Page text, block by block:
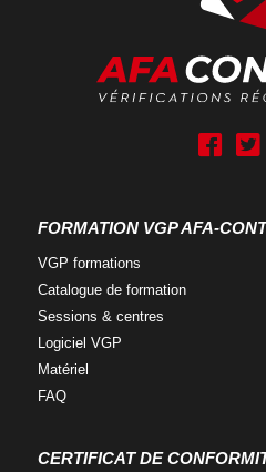
A
f
r
c
A
f
r
i
FORMATION VGP AFA-
VGP formations
Catalogue de formation
Sessions & centres
Logiciel VGP
Matériel
FAQ
CERTIFICAT DE